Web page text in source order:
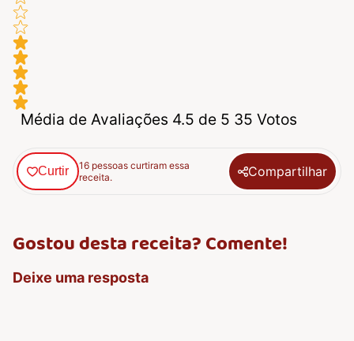
Média de Avaliações 4.5 de 5 35 Votos
Curtir
16 pessoas curtiram essa
receita.
Compartilhar
Gostou desta receita? Comente!
Deixe uma resposta